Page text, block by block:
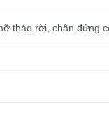
tháo rời, chân đứng